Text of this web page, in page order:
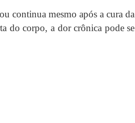
continua mesmo após a cura da
do corpo, a dor crônica pode se